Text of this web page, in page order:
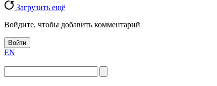
Загрузить ещё
Войдите, чтобы добавить комментарий
Войти
EN